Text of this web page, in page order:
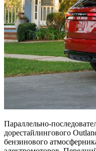
Параллельно-
дорестайлингового
бензинового